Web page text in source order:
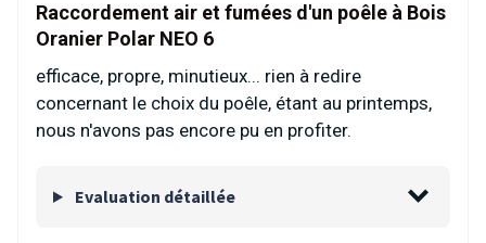
Raccordement air et fumées d'un poêle à Bois
Oranier Polar NEO 6
efficace, propre, minutieux... rien à redire
concernant le choix du poêle, étant au printemps,
nous n'avons pas encore pu en profiter.
Evaluation détaillée